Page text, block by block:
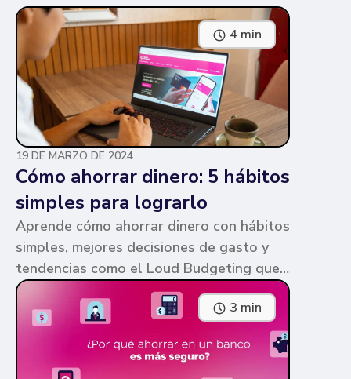
“cuenta corriente”. Ambas cuentas
parecen similares y puede ser confuso,
pero te contamos en qué consiste cada
una y sus diferencias.
4 min
19 DE MARZO DE 2024
Cómo ahorrar dinero: 5 hábitos
simples para lograrlo
Aprende cómo ahorrar dinero con hábitos
simples, mejores decisiones de gasto y
tendencias como el Loud Budgeting que
pueden ayudarte a cumplir tus metas.
3 min